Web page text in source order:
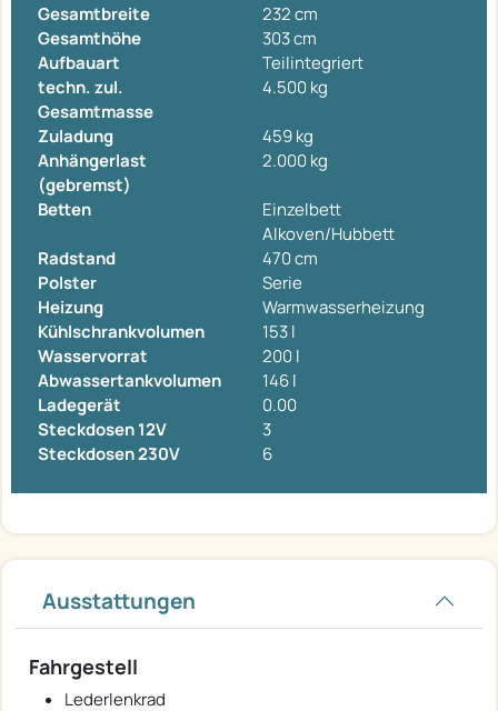
Gesamtbreite
232 cm
Gesamthöhe
303 cm
Aufbauart
Teilintegriert
techn. zul.
Gesamtmasse
4.500 kg
Zuladung
459 kg
Anhängerlast
(gebremst)
2.000 kg
Betten
Einzelbett
Alkoven/Hubbett
Radstand
470 cm
Polster
Serie
Heizung
Warmwasserheizung
Kühlschrankvolumen
153 l
Wasservorrat
200 l
Abwassertankvolumen
146 l
Ladegerät
0.00
Steckdosen 12V
3
Steckdosen 230V
6
Ausstattungen
Fahrgestell
Lederlenkrad